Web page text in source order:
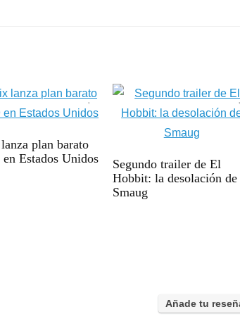
plan barato
Estados Unidos
Segundo trailer de El
Hobbit: la desolación de
Smaug
Añade tu